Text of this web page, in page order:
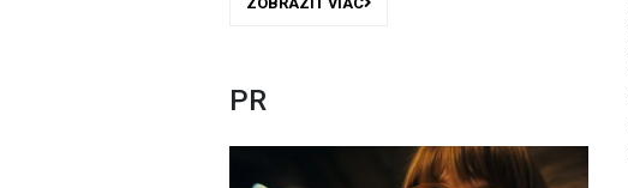
PR